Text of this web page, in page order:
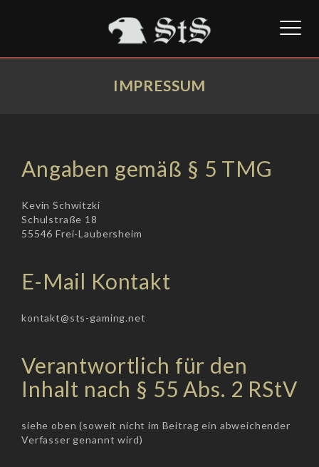
IMPRESSUM
Angaben gemäß § 5 TMG
Kevin Schwitzki
Schulstraße 18
55546 Frei-Laubersheim
E-Mail Kontakt
kontakt@sts-gaming.net
Verantwortlich für den
Inhalt nach § 55 Abs. 2 RStV
siehe oben (soweit nicht im Beitrag ein abweichender
Verfasser genannt wird)